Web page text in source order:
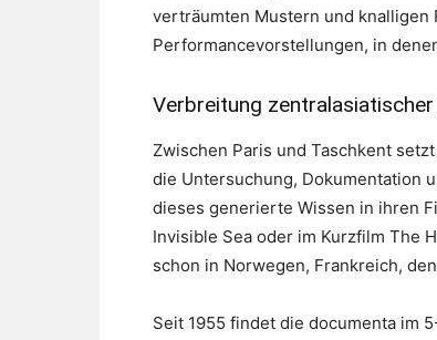
verträumten Mustern und knalligen
Performancevorstellungen, in
Verbreitung
Zwischen Paris und Taschkent
die Untersuchung, Dokumentation
dieses generierte Wissen in ihren
Invisible Sea oder im Kurzfilm The
schon in Norwegen, Frankreich,
Seit 1955 findet die documenta im